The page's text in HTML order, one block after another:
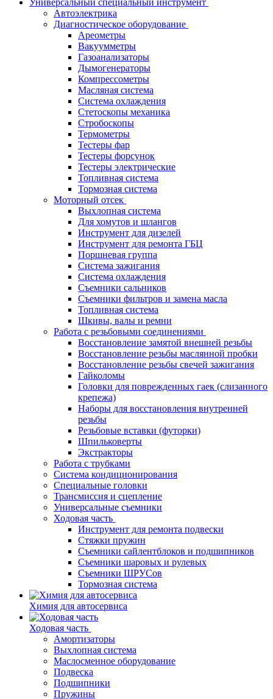
Универсальный специальный инструмент
Автоэлектрика
Диагностическое оборудование
Ареометры
Вакуумметры
Газоанализаторы
Дымогенераторы
Компрессометры
Масляная система
Система охлаждения
Стетоскопы механика
Стробоскопы
Термометры
Тестеры фар
Тестеры форсунок
Тестеры электрические
Топливная система
Тормозная система
Моторный отсек
Выхлопная система
Для хомутов и шлангов
Инструмент для дизелей
Инструмент для ремонта ГБЦ
Поршневая группа
Система зажигания
Система охлаждения
Съемники сальников
Съемники фильтров и замена масла
Топливная система
Шкивы, валы и ремни
Работа с резьбовыми соединениями
Восстановление замятой внешней резьбы
Восстановление резьбы маслянной пробки
Восстановление резьбы свечей зажигания
Гайколомы
Головки для поврежденных гаек (слизанного
крепежа)
Наборы для восстановления внутренней
резьбы
Резьбовые вставки (футорки)
Шпильковерты
Экстракторы
Работа с трубками
Система кондиционирования
Специальные головки
Трансмиссия и сцепление
Универсальные съемники
Ходовая часть
Инструмент для ремонта подвески
Стяжки пружин
Съемники сайлентблоков и подшипников
Съемники шаровых и рулевых
Съемники ШРУСов
Тормозная система
Химия для автосервиса
Ходовая часть
Амортизаторы
Выхлопная система
Маслосменное оборудование
Подвеска
Подшипники
Пружины